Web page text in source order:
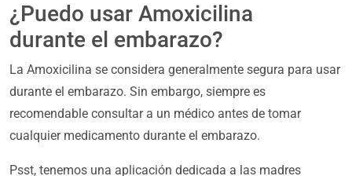
¿Puedo usar Amoxicilina
durante el embarazo?
La Amoxicilina se considera generalmente segura para usar
durante el embarazo. Sin embargo, siempre es
recomendable consultar a un médico antes de tomar
cualquier medicamento durante el embarazo.
Psst, tenemos una aplicación dedicada a las madres